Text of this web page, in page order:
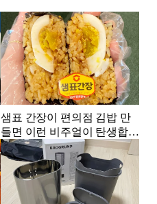
샘표 간장이 편의점 김밥 만
들면 이런 비주얼이 탄생합니
다.